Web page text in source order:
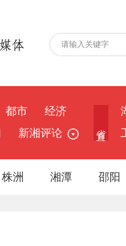
都市
经济
新湘评论
株洲 湘潭 邵阳